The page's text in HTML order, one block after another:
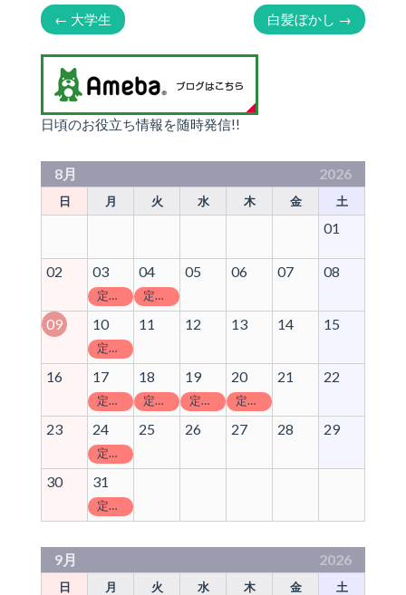
← 大学生 白髪ぼかし →
日頃のお役立ち情報を随時発信!!
8月 2026
日 月 火 水 木 金 土
01
02 03
定休日
04
定休日
05 06 07 08
09 10
定休日
11 12 13 14 15
16 17
定休日
18
定休日
19
定休日
20
定休日
21 22
23 24
定休日
25 26 27 28 29
30 31
定休日
9月 2026
日 月 火 水 木 金 土